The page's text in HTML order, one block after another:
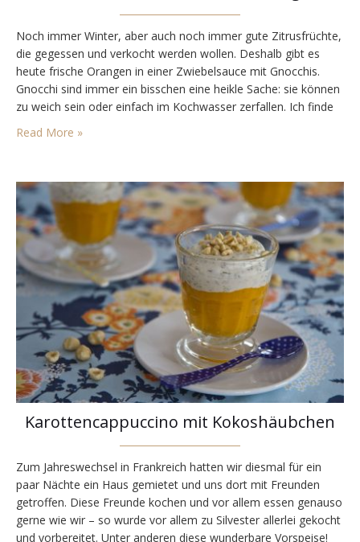
Noch immer Winter, aber auch noch immer gute Zitrusfrüchte,
die gegessen und verkocht werden wollen. Deshalb gibt es
heute frische Orangen in einer Zwiebelsauce mit Gnocchis.
Gnocchi sind immer ein bisschen eine heikle Sache: sie können
zu weich sein oder einfach im Kochwasser zerfallen. Ich finde
spannend bis nervenaufreibend. Die…
Read More »
Karottencappuccino mit Kokoshäubchen
Zum Jahreswechsel in Frankreich hatten wir diesmal für ein
paar Nächte ein Haus gemietet und uns dort mit Freunden
getroffen. Diese Freunde kochen und vor allem essen genauso
gerne wie wir – so wurde vor allem zu Silvester allerlei gekocht
und vorbereitet. Unter anderen diese wunderbare Vorspeise!